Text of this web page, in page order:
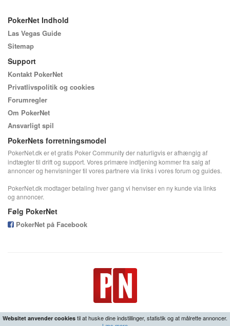
PokerNet Indhold
Las Vegas Guide
Sitemap
Support
Kontakt PokerNet
Privatlivspolitik og cookies
Forumregler
Om PokerNet
Ansvarligt spil
PokerNets forretningsmodel
PokerNet.dk er et gratis Poker Community der naturligvis er afhængig af
indtægter til drift og support. Vores primære indtjening kommer fra salg af
annoncer og henvisninger til vores partnere via links i vores forum og guides.
PokerNet.dk modtager betaling hver gang vi henviser en ny kunde via links
og annoncer.
Følg PokerNet
PokerNet på Facebook
Websitet anvender cookies til at huske dine indstillinger, statistik og at målrette annoncer.